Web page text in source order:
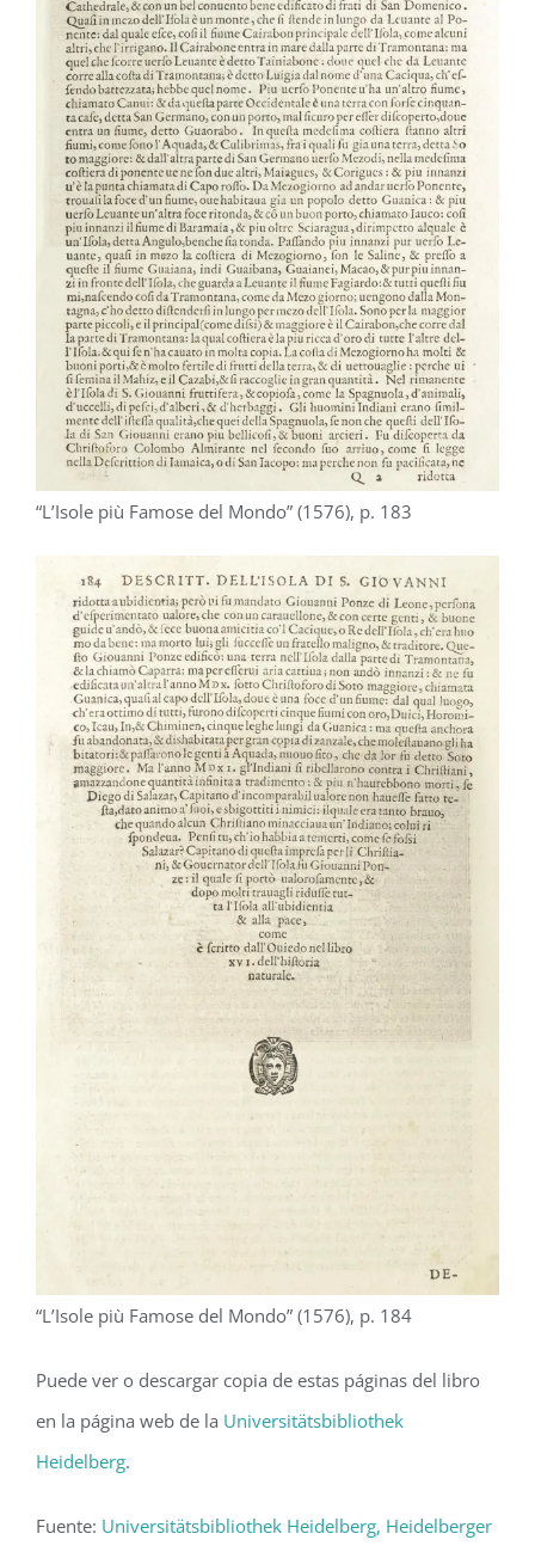
“L’Isole più Famose del Mondo” (1576), p. 183
“L’Isole più Famose del Mondo” (1576), p. 184
Puede ver o descargar copia de estas páginas del libro
en la página web de la Universitätsbibliothek
Heidelberg.
Fuente: Universitätsbibliothek Heidelberg, Heidelberger